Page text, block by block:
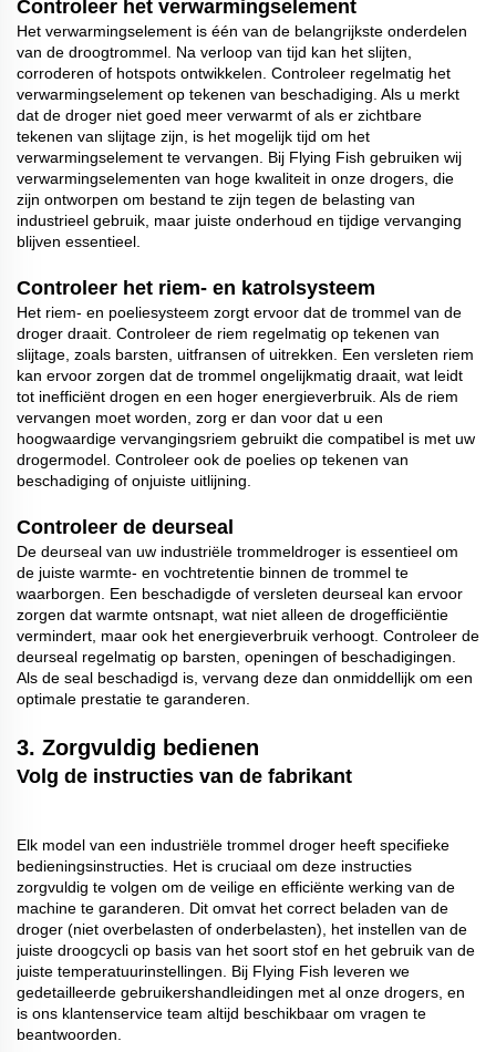
Controleer het verwarmingselement
Het verwarmingselement is één van de belangrijkste onderdelen
van de droogtrommel. Na verloop van tijd kan het slijten,
corroderen of hotspots ontwikkelen. Controleer regelmatig het
verwarmingselement op tekenen van beschadiging. Als u merkt
dat de droger niet goed meer verwarmt of als er zichtbare
tekenen van slijtage zijn, is het mogelijk tijd om het
verwarmingselement te vervangen. Bij Flying Fish gebruiken wij
verwarmingselementen van hoge kwaliteit in onze drogers, die
zijn ontworpen om bestand te zijn tegen de belasting van
industrieel gebruik, maar juiste onderhoud en tijdige vervanging
blijven essentieel.
Controleer het riem- en katrolsysteem
Het riem- en poeliesysteem zorgt ervoor dat de trommel van de
droger draait. Controleer de riem regelmatig op tekenen van
slijtage, zoals barsten, uitfransen of uitrekken. Een versleten riem
kan ervoor zorgen dat de trommel ongelijkmatig draait, wat leidt
tot inefficiënt drogen en een hoger energieverbruik. Als de riem
vervangen moet worden, zorg er dan voor dat u een
hoogwaardige vervangingsriem gebruikt die compatibel is met uw
drogermodel. Controleer ook de poelies op tekenen van
beschadiging of onjuiste uitlijning.
Controleer de deurseal
De deurseal van uw industriële trommeldroger is essentieel om
de juiste warmte- en vochtretentie binnen de trommel te
waarborgen. Een beschadigde of versleten deurseal kan ervoor
zorgen dat warmte ontsnapt, wat niet alleen de drogefficiëntie
vermindert, maar ook het energieverbruik verhoogt. Controleer de
deurseal regelmatig op barsten, openingen of beschadigingen.
Als de seal beschadigd is, vervang deze dan onmiddellijk om een
optimale prestatie te garanderen.
3. Zorgvuldig bedienen
Volg de instructies van de fabrikant
Elk model van een industriële trommel droger heeft specifieke
bedieningsinstructies. Het is cruciaal om deze instructies
zorgvuldig te volgen om de veilige en efficiënte werking van de
machine te garanderen. Dit omvat het correct beladen van de
droger (niet overbelasten of onderbelasten), het instellen van de
juiste droogcycli op basis van het soort stof en het gebruik van de
juiste temperatuurinstellingen. Bij Flying Fish leveren we
gedetailleerde gebruikershandleidingen met al onze drogers, en
is ons klantenservice team altijd beschikbaar om vragen te
beantwoorden.